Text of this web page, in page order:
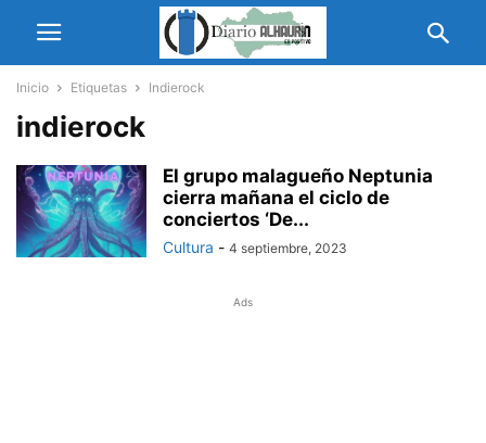
Inicio Etiquetas Indierock
indierock
El grupo malagueño Neptunia
cierra mañana el ciclo de
conciertos ‘De...
Cultura - 4 septiembre, 2023
Ads